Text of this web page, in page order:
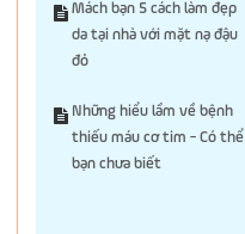
Mách bạn 5 cách làm đẹp
da tại nhà với mặt nạ đậu
đỏ
Những hiểu lầm về bệnh
thiếu máu cơ tim - Có thể
bạn chưa biết